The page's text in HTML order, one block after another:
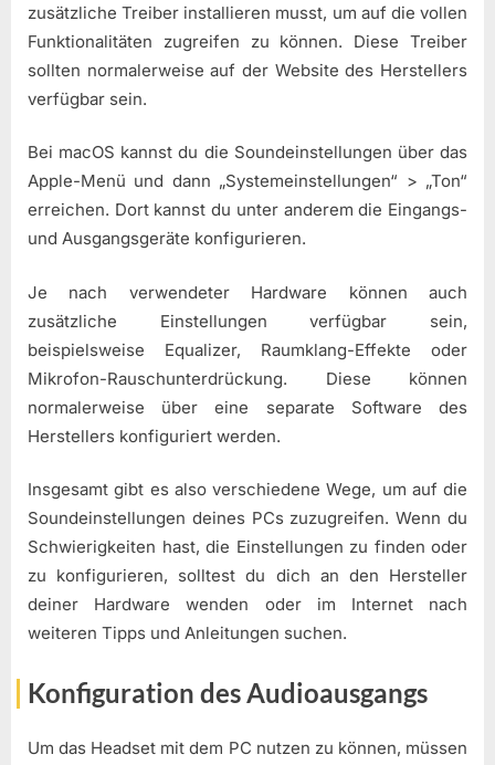
zusätzliche Treiber installieren musst, um auf die vollen
Funktionalitäten zugreifen zu können. Diese Treiber
sollten normalerweise auf der Website des Herstellers
verfügbar sein.
Bei macOS kannst du die Soundeinstellungen über das
Apple-Menü und dann „Systemeinstellungen“ > „Ton“
erreichen. Dort kannst du unter anderem die Eingangs-
und Ausgangsgeräte konfigurieren.
Je nach verwendeter Hardware können auch
zusätzliche Einstellungen verfügbar sein,
beispielsweise Equalizer, Raumklang-Effekte oder
Mikrofon-Rauschunterdrückung. Diese können
normalerweise über eine separate Software des
Herstellers konfiguriert werden.
Insgesamt gibt es also verschiedene Wege, um auf die
Soundeinstellungen deines PCs zuzugreifen. Wenn du
Schwierigkeiten hast, die Einstellungen zu finden oder
zu konfigurieren, solltest du dich an den Hersteller
deiner Hardware wenden oder im Internet nach
weiteren Tipps und Anleitungen suchen.
Konfiguration des Audioausgangs
Um das Headset mit dem PC nutzen zu können, müssen